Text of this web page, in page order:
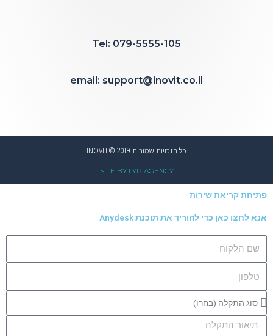
079-5555-105 :Tel​
email: support@inovit.co.il
כל הזכויות שמורות INOVIT© 2019
SITE BY LYP AGENCY
פתיחת קריאת שירות
אנא לחצו כאן כדי להוריד את תוכנת Anydesk
סוג
Message